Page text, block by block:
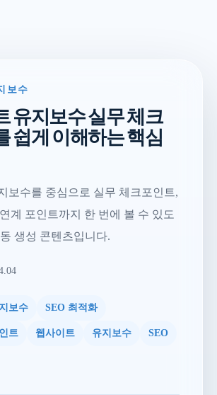
보수
유지보수 실무 체크
쉽게 이해하는 핵심
보수를 중심으로 실무 체크포인트,
계 포인트까지 한 번에 볼 수 있도
생성 콘텐츠입니다.
보수 SEO 최적화
트 웹사이트 유지보수 SEO